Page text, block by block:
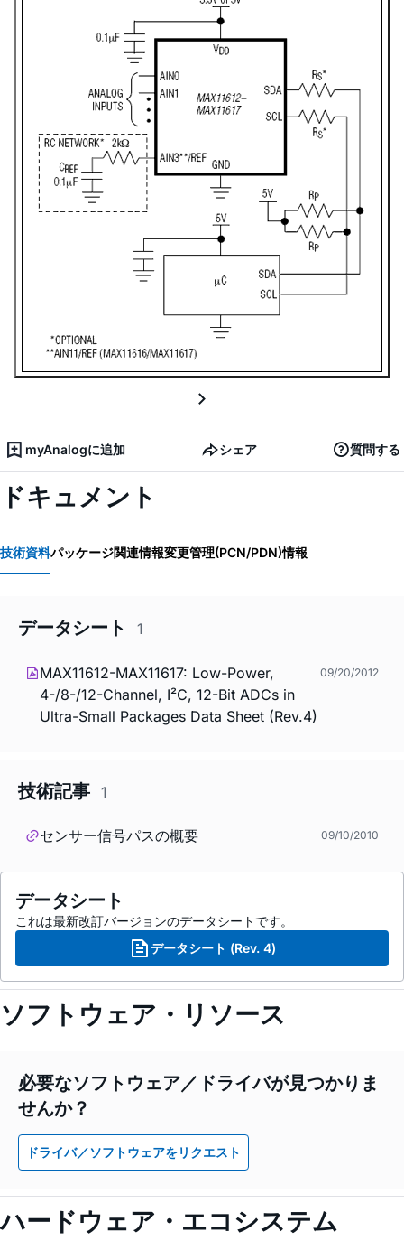
myAnalogに追加 シェア 質問する
ドキュメント
技術資料パッケージ関連情報変更管理(PCN/PDN)情報
データシート 1
MAX11612-MAX11617: Low-Power,
4-/8-/12-Channel, I²C, 12-Bit ADCs in
Ultra-Small Packages Data Sheet (Rev.4)
09/20/2012
技術記事 1
センサー信号パスの概要 09/10/2010
データシート
これは最新改訂バージョンのデータシートです。
データシート (Rev. 4)
ソフトウェア・リソース
必要なソフトウェア／ドライバが見つかりま
せんか？
ドライバ／ソフトウェアをリクエスト
ハードウェア・エコシステム